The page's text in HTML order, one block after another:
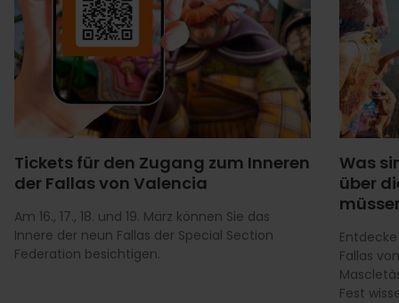
Tickets für den Zugang zum Inneren
der Fallas von Valencia
Am 16., 17., 18. und 19. März können Sie das
Innere der neun Fallas der Special Section
Federation besichtigen.
Was
über
Fallas
Fest